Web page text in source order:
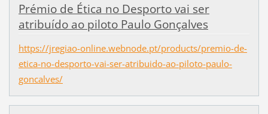
Prémio de Ética no Desporto vai ser
atribuído ao piloto Paulo Gonçalves
https://jregiao-online.webnode.pt/products/premio-de-
etica-no-desporto-vai-ser-atribuido-ao-piloto-paulo-
goncalves/